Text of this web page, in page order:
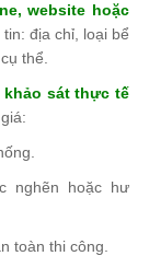
website hoặc
tin: địa chỉ, loại bể
thể.
khảo sát thực tế
giá:
nghẽn hoặc hư
toàn thi công.